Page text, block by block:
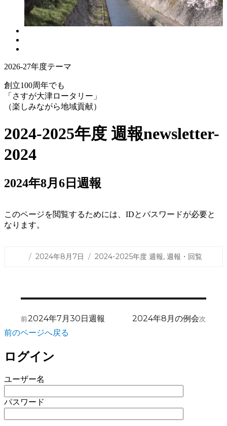
2026-27年度テーマ
創立100周年でも
「さすが大津ロータリー」
（楽しみながら地域貢献）
2024-2025年度 週報newsletter-
2024
2024年8月6日週報
このページを閲覧するためには、IDとパスワードが必要と
なります。
投
2024年8月7日
カ
ー
2024-2025年度 週報, 週報・回覧
稿
ナ
ビ
ー
シ
ョ
前前
稿:
2024年7月30日週報 次
2024年8月の例会
前のページへ戻る
ログイン
ユーザー名
パスワード